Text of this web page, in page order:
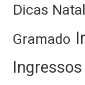
Dicas
Gramado